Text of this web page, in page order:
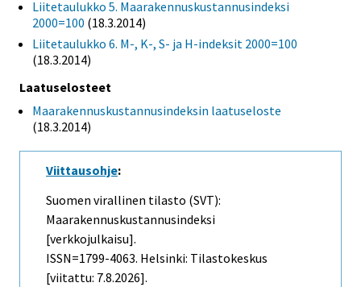
Liitetaulukko 5. Maarakennuskustannusindeksi
2000=100 (18.3.2014)
Liitetaulukko 6. M-, K-, S- ja H-indeksit 2000=100
(18.3.2014)
Laatuselosteet
Maarakennuskustannusindeksin laatuseloste
(18.3.2014)
Viittausohje:
Suomen virallinen tilasto (SVT):
Maarakennuskustannusindeksi
[verkkojulkaisu].
ISSN=1799-4063. Helsinki: Tilastokeskus
[viitattu: 7.8.2026].